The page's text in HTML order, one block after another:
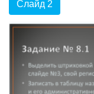
Слайд 2